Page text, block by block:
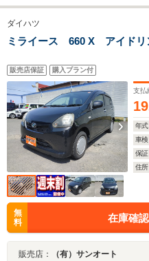
ダイハツ
ミライース 660 X アイドリ
販売店保証 購入プラン付
支払
年式
車検
保証
住所
無
料
在庫確
販売店： （有）サンオート